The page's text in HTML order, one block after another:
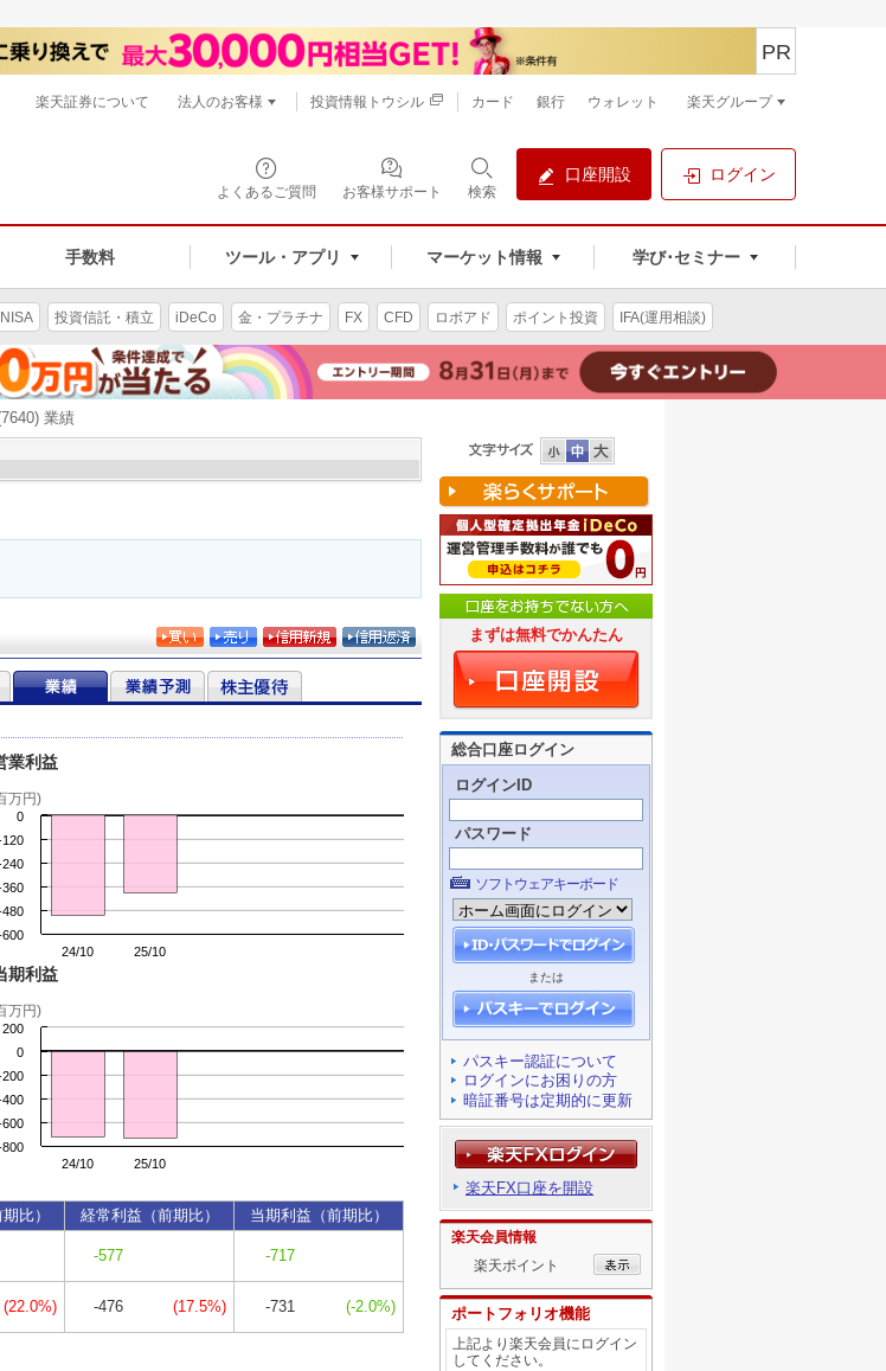
よくあるご質問 お客様サポート 検索
口座開設 ログイン
手数料 ツール・アプリ マーケット情報 学び･セミナー
PR
楽天証券について 法人のお客様 投資情報トウシル カード 銀行 ウォレット 楽天グループ
NISA 投資信託・積立 iDeCo 金・プラチナ FX CFD ロボアド ポイント投資 IFA(運用相談)
業績
まずは無料でかんたん
総合口座ログイン
ログインID
パスワード
ソフトウェアキーボード
または
パスキー認証について
ログインにお困りの方
暗証番号は定期的に更新
楽天FX口座を開設
楽天会員情報
楽天ポイント
ポートフォリオ機能
上記より楽天会員にログイン
してください。